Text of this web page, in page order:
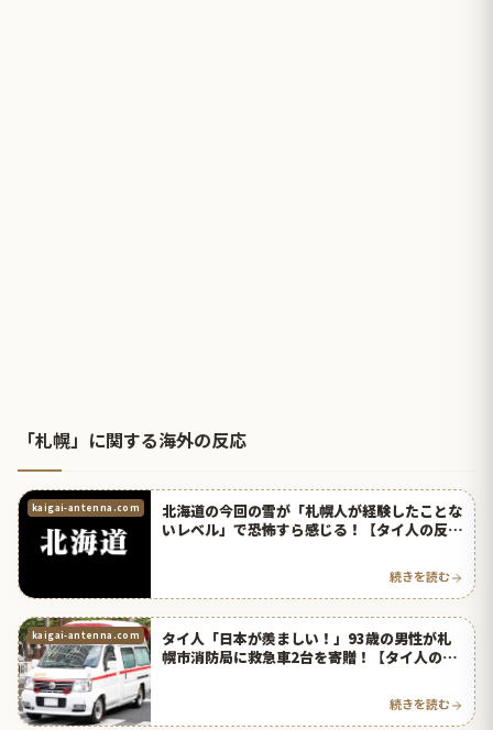
「札幌」に関する海外の反応
kaigai-antenna.com
北海道の今回の雪が「札幌人が経験したことな
いレベル」で恐怖すら感じる！【タイ人の反
続きを読む
kaigai-antenna.com
タイ人「日本が羨ましい！」93歳の男性が札
幌市消防局に救急車2台を寄贈！【タイ人の反
続きを読む